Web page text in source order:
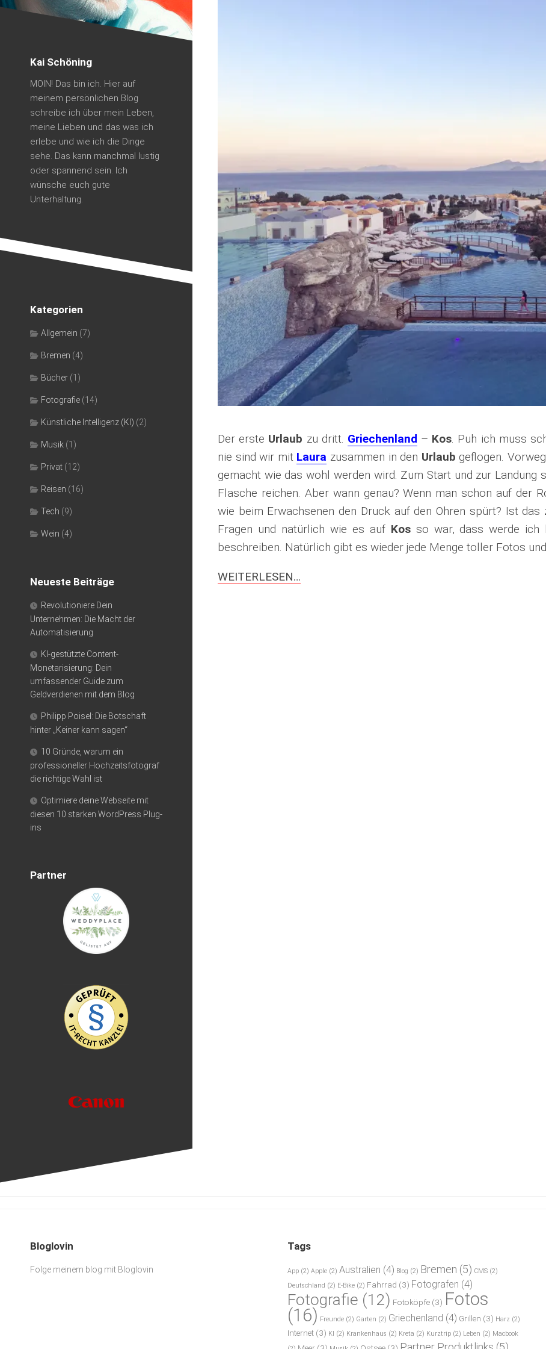
Der erste Urlaub zu dritt. Griechenland – Kos. Puh ich muss
nie sind wir mit Laura zusammen in den Urlaub geflogen.
gemacht wie das wohl werden wird. Zum Start und zur
Flasche reichen. Aber wann genau? Wenn man schon auf der
wie beim Erwachsenen den Druck auf den Ohren spürt? Ist
Fragen und natürlich wie es auf Kosso war, dass werde ich
beschreiben. Natürlich gibt es wieder jede Menge toller Fotos
WEITERLESEN…
Kai Schöning
MOIN! Das bin ich. Hier auf
meinem persönlichen Blog
schreibe ich über mein Leben,
meine Lieben und das was ich
erlebe und wie ich die Dinge
sehe. Das kann manchmal lustig
oder spannend sein. Ich
wünsche euch gute
Unterhaltung.
Kategorien
Allgemein (7)
Bremen (4)
Bücher (1)
Fotografie (14)
Künstliche Intelligenz (KI) (2)
Musik (1)
Privat (12)
Reisen (16)
Tech (9)
Wein (4)
Neueste Beiträge
Revolutioniere Dein
Unternehmen: Die Macht der
Automatisierung
KI-gestützte Content-
Monetarisierung: Dein
umfassender Guide zum
Geldverdienen mit dem Blog
Philipp Poisel: Die Botschaft
hinter „Keiner kann sagen“
10 Gründe, warum ein
professioneller Hochzeitsfotograf
die richtige Wahl ist
Optimiere deine Webseite mit
diesen 10 starken WordPress Plug-
ins
Partner
Bloglovin
Folge meinem blog mit Bloglovin
Tags
App(2) Apple(2) Australien (4) Blog (2) Bremen (5) CMS(2)
Deutschland (2) E-Bike(2) Fahrrad (3) Fotografen (4)
Fotografie (12) Fotoköpfe(3) Fotos
(16) Freunde(2) Garten (2) Griechenland (4) Grillen (3) Harz (2)
Internet(3) KI (2) Krankenhaus (2) Kreta (2) Kurztrip(2) Leben (2) Macbook